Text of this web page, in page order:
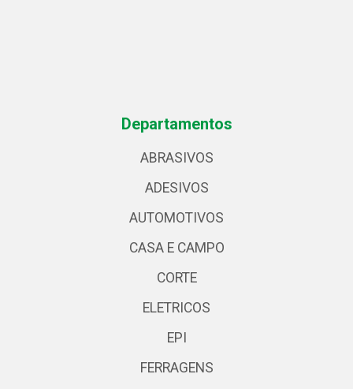
Departamentos
ABRASIVOS
ADESIVOS
AUTOMOTIVOS
CASA E CAMPO
CORTE
ELETRICOS
EPI
FERRAGENS